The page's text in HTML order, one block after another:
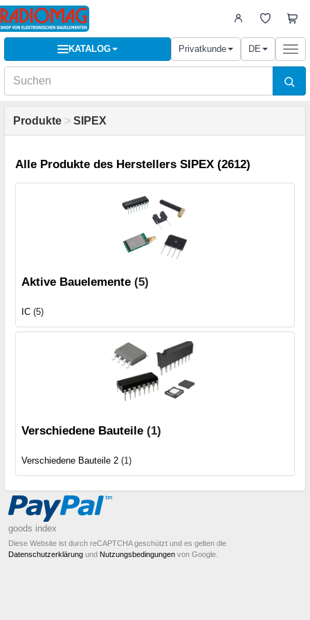
KATALOG Privatkunde DE
Produkte > SIPEX
Alle Produkte des Herstellers SIPEX (2612)
Aktive Bauelemente (5)
IC (5)
Verschiedene Bauteile (1)
Verschiedene Bauteile 2 (1)
goods index
Diese Website ist durch reCAPTCHA geschützt und es gelten die
Datenschutzerklärung und Nutzungsbedingungen von Google.